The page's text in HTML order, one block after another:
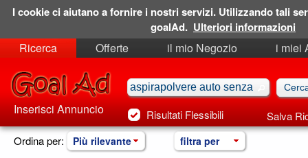
Ricerca Offerte il mio Negozio
i miei
Risultati Flessibili Salva
Inserisci Annuncio
Ordina per: Più rilevante filtra per
I cookie ci aiutano a fornire i nostri servizi. Utilizzando tali
goalAd. Ulteriori informazioni